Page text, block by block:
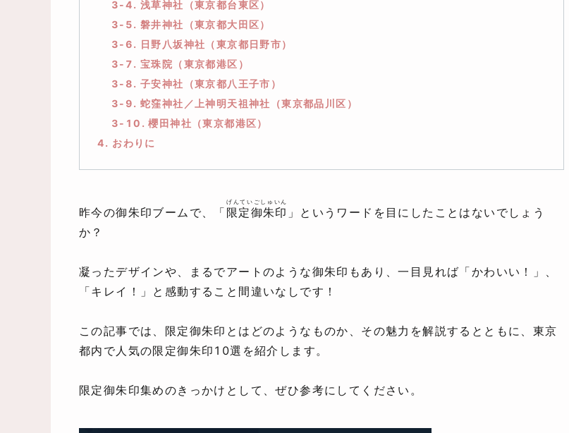
3-4. 浅草神社（東京都台東区）
3-5. 磐井神社（東京都大田区）
3-6. 日野八坂神社（東京都日野市）
3-7. 宝珠院（東京都港区）
3-8. 子安神社（東京都八王子市）
3-9. 蛇窪神社／上神明天祖神社（東京都品川区）
3-10. 櫻田神社（東京都港区）
4. おわりに
昨今の御朱印ブームで、「 限定御朱印
げんていごしゅいん
」というワードを目にしたことはないでしょう
か？
凝ったデザインや、まるでアートのような御朱印もあり、一目見れば「かわいい！」、
「キレイ！」と感動すること間違いなしです！
この記事では、限定御朱印とはどのようなものか、その魅力を解説するとともに、東京
都内で人気の限定御朱印10選を紹介します。
限定御朱印集めのきっかけとして、ぜひ参考にしてください。